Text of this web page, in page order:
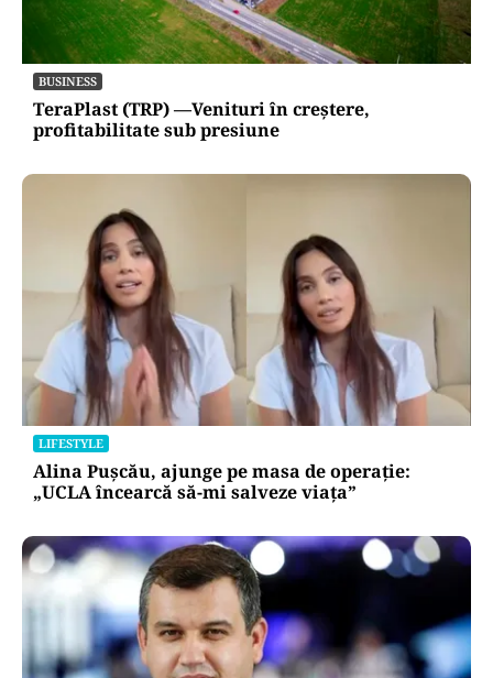
BUSINESS
TeraPlast (TRP) —Venituri în creștere,
profitabilitate sub presiune
LIFESTYLE
Alina Pușcău, ajunge pe masa de operație:
„UCLA încearcă să-mi salveze viața”